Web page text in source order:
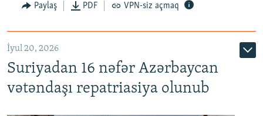
Auto
Paylaş PDF VPN-siz açmaq
İyul 20, 2026
Suriyadan 16 nəfər Azərbaycan
vətəndaşı repatriasiya olunub